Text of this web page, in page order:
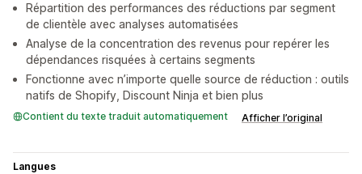
Répartition des performances des réductions par segment
de clientèle avec analyses automatisées
Analyse de la concentration des revenus pour repérer les
dépendances risquées à certains segments
Fonctionne avec n’importe quelle source de réduction : outils
natifs de Shopify, Discount Ninja et bien plus
Contient du texte traduit automatiquement Afficher l’original
Langues